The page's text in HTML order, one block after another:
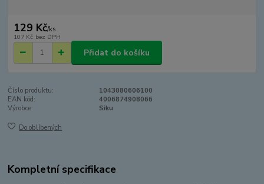
129 Kč/ks
107 Kč bez DPH
Přidat do košíku
Číslo produktu:
1043080606100
EAN kód:
4006874908066
Výrobce:
Siku
Do oblíbených
Kompletní specifikace